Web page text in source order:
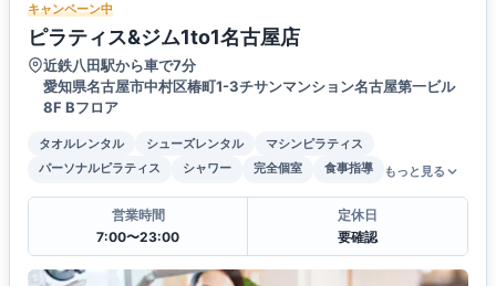
キャンペーン中
ピラティス&ジム1to1名古屋店
近鉄八田駅から車で7分
愛知県名古屋市中村区椿町1-3チサンマンション名古屋第一ビル
8F Bフロア
タオルレンタル シューズレンタル
マシンピラティス
パーソナルピラティス
シャワー 完全個室 食事指導 もっと見る
営業時間
7:00〜23:00
定休日
要確認